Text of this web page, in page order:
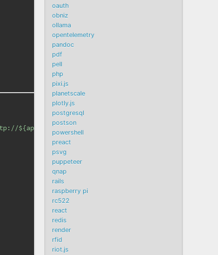
${apiHost}`;
oauth
obniz
ollama
opentelemetry
pandoc
pdf
pell
php
pixi.js
planetscale
plotly.js
postgresql
postson
powershell
preact
psvg
puppeteer
qnap
rails
raspberry pi
rc522
react
redis
render
rfid
riot.js